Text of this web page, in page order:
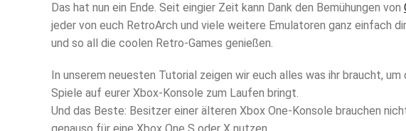
Das hat nun ein Ende. Seit eingier Zeit kann Dank den Bemühungen von
jeder von euch RetroArch und viele weitere Emulatoren ganz einfach
und so all die coolen Retro-Games genießen.
In unserem neuesten Tutorial zeigen wir euch alles was ihr braucht,
Spiele auf eurer Xbox-Konsole zum Laufen bringt.
Und das Beste: Besitzer einer älteren Xbox One-Konsole brauchen